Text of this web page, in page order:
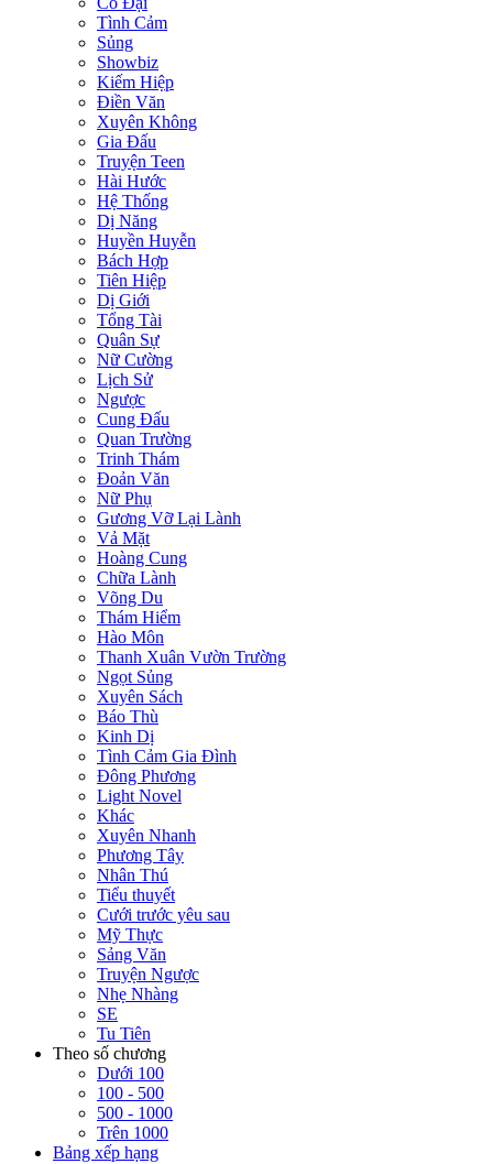
Tình Cảm
Sủng
Showbiz
Kiếm Hiệp
Điền Văn
Xuyên Không
Gia Đấu
Truyện Teen
Hài Hước
Hệ Thống
Dị Năng
Huyền Huyễn
Bách Hợp
Tiên Hiệp
Dị Giới
Tổng Tài
Quân Sự
Nữ Cường
Lịch Sử
Ngược
Cung Đấu
Quan Trường
Trinh Thám
Đoản Văn
Nữ Phụ
Gương Vỡ Lại Lành
Vả Mặt
Hoàng Cung
Chữa Lành
Võng Du
Thám Hiểm
Hào Môn
Thanh Xuân Vườn Trường
Ngọt Sủng
Xuyên Sách
Báo Thù
Kinh Dị
Tình Cảm Gia Đình
Đông Phương
Light Novel
Khác
Xuyên Nhanh
Phương Tây
Nhân Thú
Tiểu thuyết
Cưới trước yêu sau
Mỹ Thực
Sảng Văn
Truyện Ngược
Nhẹ Nhàng
SE
Tu Tiên
Theo số chương
Dưới 100
100 - 500
500 - 1000
Trên 1000
Bảng xếp hạng